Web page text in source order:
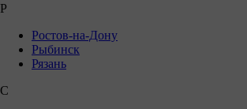
Р
Ростов-на-Дону
Рыбинск
Рязань
С